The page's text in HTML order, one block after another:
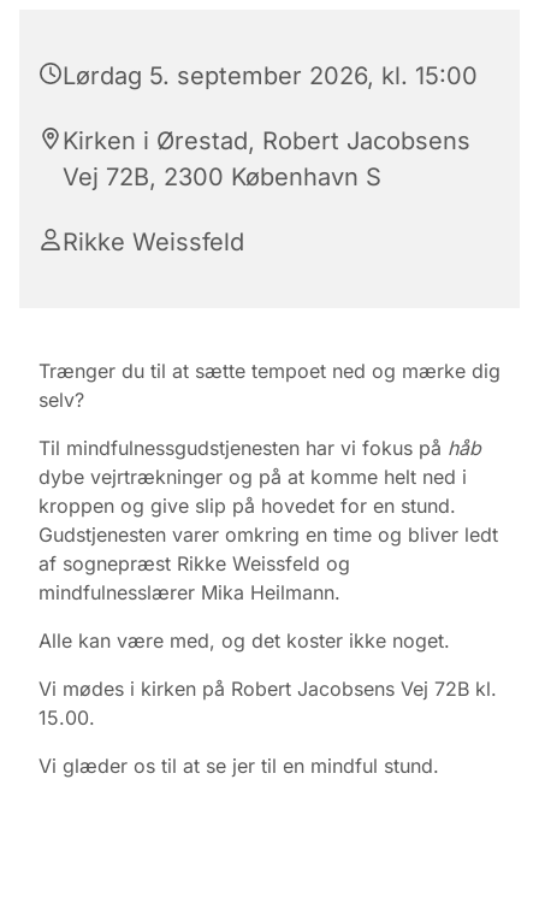
Lørdag 5. september 2026, kl. 15:00
Kirken i Ørestad, Robert Jacobsens
Vej 72B, 2300 København S
Rikke Weissfeld
Trænger du til at sætte tempoet ned og mærke dig
selv?
Til mindfulnessgudstjenesten har vi fokus på håb
dybe vejrtrækninger og på at komme helt ned i
kroppen og give slip på hovedet for en stund.
Gudstjenesten varer omkring en time og bliver ledt
af sognepræst Rikke Weissfeld og
mindfulnesslærer Mika Heilmann.
Alle kan være med, og det koster ikke noget.
Vi mødes i kirken på Robert Jacobsens Vej 72B kl.
15.00.
Vi glæder os til at se jer til en mindful stund.